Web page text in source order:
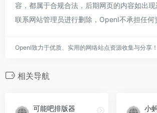
容，都属于合规合法，后期网页的内容如出
联系网站管理员进行删除，OpenI不承担任何
OpenI致力于优质、实用的网络站点资源收集与分享！
相关导航
可能吧排版器 小